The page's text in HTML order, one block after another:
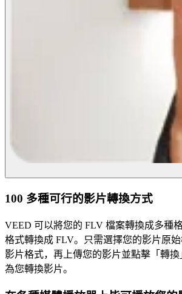
100 多種可行的影片轉換方式
VEED 可以將您的 FLV 檔案轉換成多種
格式轉換成 FLV。只需選擇您的影片原
影片格式，再上傳您的影片並點擊「轉
為您轉換影片。